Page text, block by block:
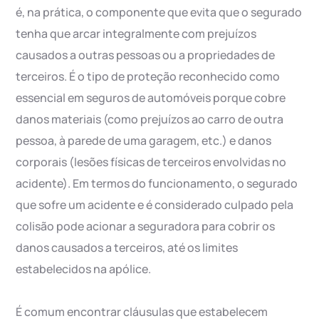
é, na prática, o componente que evita que o segurado
tenha que arcar integralmente com prejuízos
causados a outras pessoas ou a propriedades de
terceiros. É o tipo de proteção reconhecido como
essencial em seguros de automóveis porque cobre
danos materiais (como prejuízos ao carro de outra
pessoa, à parede de uma garagem, etc.) e danos
corporais (lesões físicas de terceiros envolvidas no
acidente). Em termos do funcionamento, o segurado
que sofre um acidente e é considerado culpado pela
colisão pode acionar a seguradora para cobrir os
danos causados a terceiros, até os limites
estabelecidos na apólice.
É comum encontrar cláusulas que estabelecem